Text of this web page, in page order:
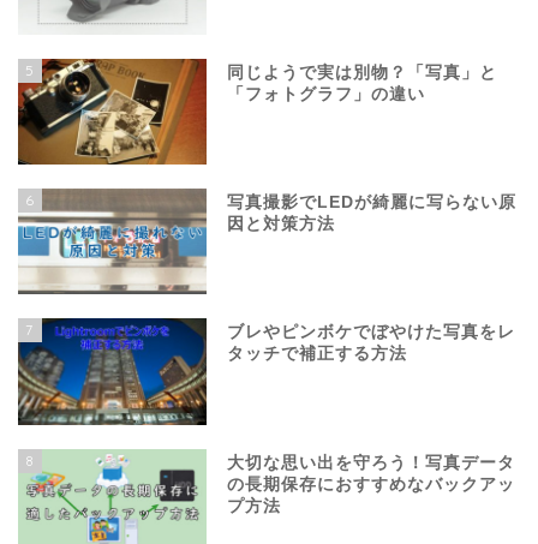
5
同じようで実は別物？「写真」と
「フォトグラフ」の違い
6
写真撮影でLEDが綺麗に写らない原
因と対策方法
7
ブレやピンボケでぼやけた写真をレ
タッチで補正する方法
8
大切な思い出を守ろう！写真データ
の長期保存におすすめなバックアッ
プ方法